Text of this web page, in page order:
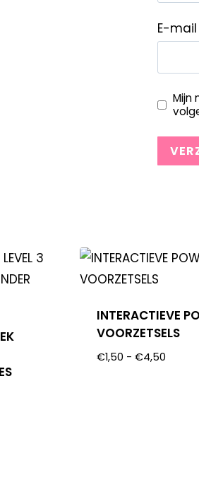
E-mail
Mijn
INTERACTIEVE
VOORZETSELS
€1,50 - €4,50